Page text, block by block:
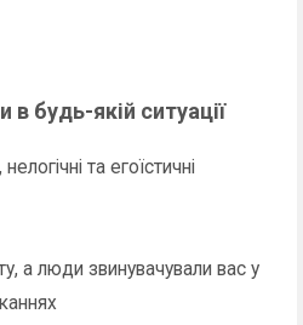
будь-якій ситуації
та егоїстичні
а люди звинувачували вас у